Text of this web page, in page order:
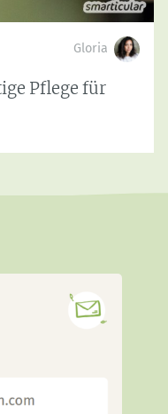
Gloria
Pflege für